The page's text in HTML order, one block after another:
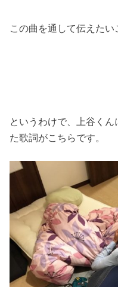
この曲を通して伝えたい
というわけで、上谷く
た歌詞がこちらです。